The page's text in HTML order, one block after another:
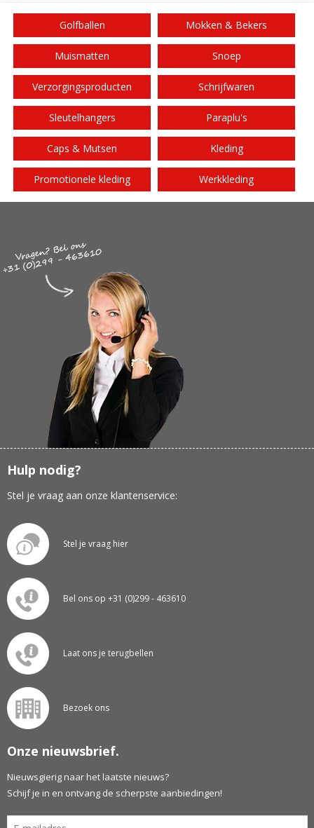
Golfballen Mokken & Bekers
Muismatten Snoep
Verzorgingsproducten Schrijfwaren
Sleutelhangers Paraplu's
Caps & Mutsen Kleding
Promotionele kleding Werkkleding
Hulp nodig?
Stel je vraag aan onze klantenservice:
Stel je vraag hier
Bel ons op +31 (0)299 - 463610
Laat ons je terugbellen
Bezoek ons
Onze nieuwsbrief.
Nieuwsgierig naar het laatste nieuws?
Schijf je in en ontvang de scherpste aanbiedingen!